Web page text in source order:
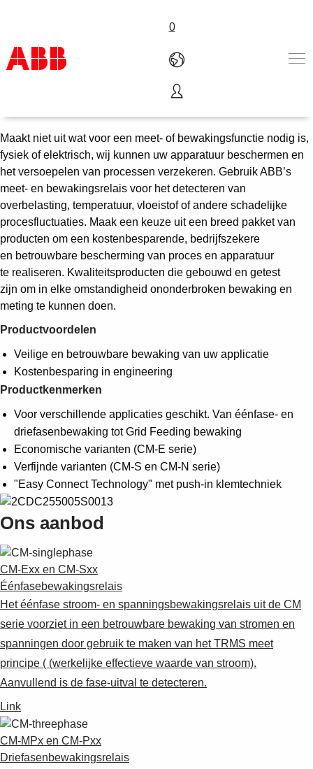
0
Products & Solutions
Industries
Services
About us
Verkoopkanalen
Contact us
Careers
Suggestions
Products
See more products
Shopping list preview
0
Meet- en bewakingsrelais
Maakt niet uit wat voor een meet- of bewakingsfunctie nodig is,
fysiek of elektrisch, wij kunnen uw apparatuur beschermen en
het versoepelen van processen verzekeren. Gebruik ABB’s
meet- en bewakingsrelais voor het detecteren van
overbelasting, temperatuur, vloeistof of andere schadelijke
procesfluctuaties. Maak een keuze uit een breed pakket van
producten om een kostenbesparende, bedrijfszekere
en betrouwbare bescherming van proces en apparatuur
te realiseren. Kwaliteitsproducten die gebouwd en getest
zijn om in elke omstandigheid ononderbroken bewaking en
meting te kunnen doen.
Productvoordelen
Veilige en betrouwbare bewaking van uw applicatie
Kostenbesparing in engineering
Productkenmerken
Voor verschillende applicaties geschikt. Van éénfase- en
driefasenbewaking tot Grid Feeding bewaking
Economische varianten (CM-E serie)
Verfijnde varianten (CM-S en CM-N serie)
"Easy Connect Technology" met push-in klemtechniek
Ons aanbod
CM-Exx en CM-Sxx
Éénfasebewakingsrelais
Het éénfase stroom- en spanningsbewakingsrelais uit de CM
serie voorziet in een betrouwbare bewaking van stromen en
spanningen door gebruik te maken van het TRMS meet
principe ( (werkelijke effectieve waarde van stroom).
Aanvullend is de fase-uitval te detecteren.
Link
CM-MPx en CM-Pxx
Driefasenbewakingsrelais